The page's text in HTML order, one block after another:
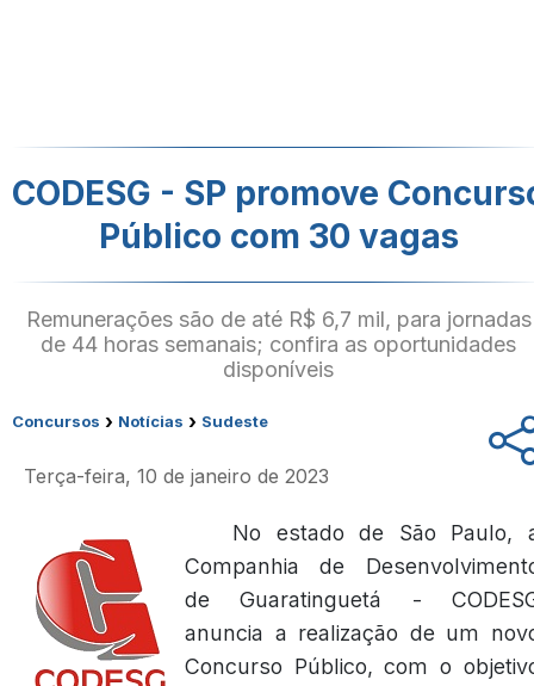
CODESG - SP promove
Público com 30 vagas
Remunerações são de até R$ 6,7 mil, para jornadas
de 44 horas semanais; confira as oportunidades
disponíveis
Concursos › Notícias › Sudeste
Terça-feira, 10 de janeiro de 2023
No estado de São Paulo,
Companhia de
de Guaratinguetá -
anuncia a realização de um
Concurso Público, com o